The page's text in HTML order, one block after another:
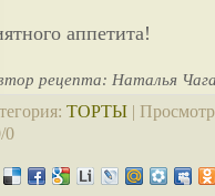
аппетита!
рецепта: Наталья
: ТОРТЫ |
/0